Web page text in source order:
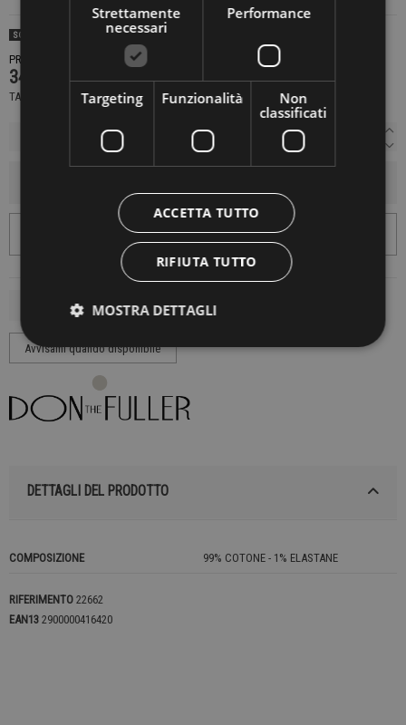
SOLD OUT
PRODOTTO NON DISPONIBILE CONTATTACI PER SAPERE DI PIÙ
349,00 €
TASSE INCLUSE
DETTAGLI DEL PRODOTTO
COMPOSIZIONE 99% COTONE - 1% ELASTANE
RIFERIMENTO 22662
EAN13 2900000416420
Strettamente
necessari
Performance
Targeting Funzionalità
Non
classificati
ACCETTA TUTTO
RIFIUTA TUTTO
MOSTRA DETTAGLI